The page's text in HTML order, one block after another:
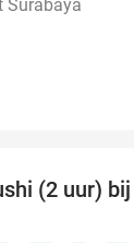
Surabaya
(2 uur)